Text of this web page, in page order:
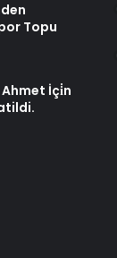
Topu
İçi̇n